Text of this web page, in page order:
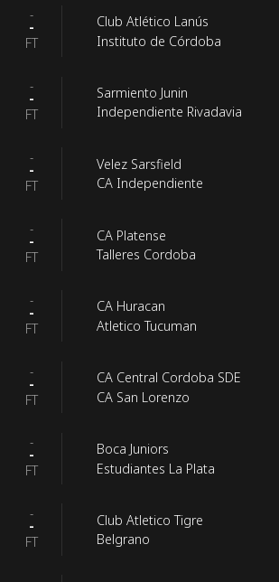
-
-
FT
Club Atlético Lanús
Instituto de Córdoba
-
-
FT
Sarmiento Junin
Independiente Rivadavia
-
-
FT
Velez Sarsfield
CA Independiente
-
-
FT
CA Platense
Talleres Cordoba
-
-
FT
CA Huracan
Atletico Tucuman
-
-
FT
CA Central Cordoba SDE
CA San Lorenzo
-
-
FT
Boca Juniors
Estudiantes La Plata
-
-
FT
Club Atletico Tigre
Belgrano